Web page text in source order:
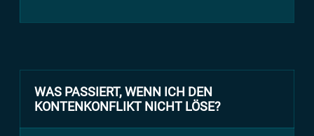
WAS PASSIERT, WENN ICH DEN
KONTENKONFLIKT NICHT LÖSE?